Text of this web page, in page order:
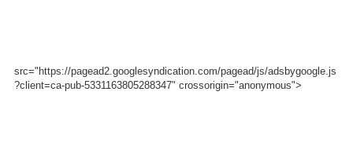
src="https://pagead2.googlesyndication.com/pagead/js/adsbygoogle.js
?client=ca-pub-5331163805288347" crossorigin="anonymous">